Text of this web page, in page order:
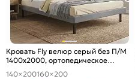
Кровать Fly велюр серый без П/М
1400x2000, ортопедическое
основание, изголовье мягкое
140×200160×200